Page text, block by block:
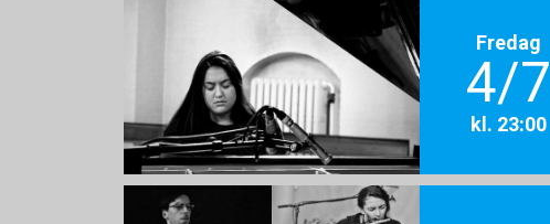
Fredag
4/7
kl. 23:00